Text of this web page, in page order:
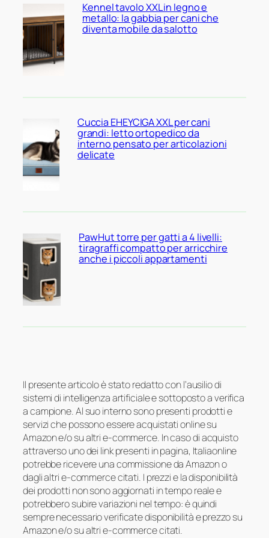
Kennel tavolo XXL in legno e
metallo: la gabbia per cani che
diventa mobile da salotto
Cuccia EHEYCIGA XXL per cani
grandi: letto ortopedico da
interno pensato per articolazioni
delicate
PawHut torre per gatti a 4 livelli:
tiragraffi compatto per arricchire
anche i piccoli appartamenti
Il presente articolo è stato redatto con l’ausilio di
sistemi di intelligenza artificiale e sottoposto a verifica
a campione. Al suo interno sono presenti prodotti e
servizi che possono essere acquistati online su
Amazon e/o su altri e-commerce. In caso di acquisto
attraverso uno dei link presenti in pagina, Italiaonline
potrebbe ricevere una commissione da Amazon o
dagli altri e-commerce citati. I prezzi e la disponibilità
dei prodotti non sono aggiornati in tempo reale e
potrebbero subire variazioni nel tempo: è quindi
sempre necessario verificate disponibilità e prezzo su
Amazon e/o su altri e-commerce citati.